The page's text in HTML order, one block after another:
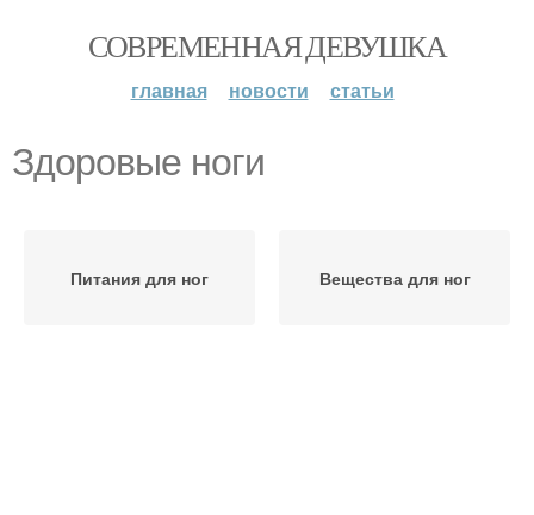
СОВРЕМЕННАЯ ДЕВУШКА
главная новости статьи
Здоровые ноги
Питания для ног Вещества для ног